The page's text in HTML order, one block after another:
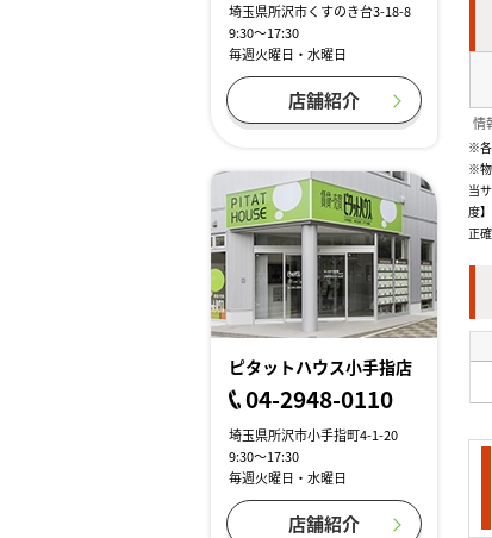
情
※各
※物
当
度
正
埼玉県所沢市くすのき台3-18-8
9:30～17:30
毎週火曜日・水曜日
店舗紹介
ピタットハウス小手指店
04-2948-0110
埼玉県所沢市小手指町4-1-20
9:30～17:30
毎週火曜日・水曜日
店舗紹介